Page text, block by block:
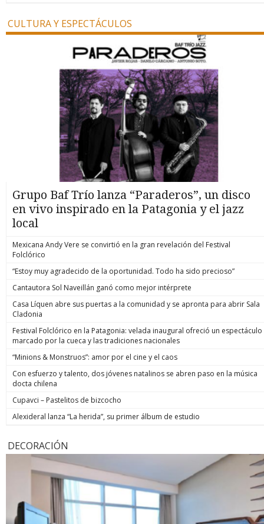
CULTURA Y ESPECTÁCULOS
Grupo Baf Trío lanza “Paraderos”, un disco
en vivo inspirado en la Patagonia y el jazz
local
Mexicana Andy Vere se convirtió en la gran revelación del Festival
Folclórico
“Estoy muy agradecido de la oportunidad. Todo ha sido precioso”
Cantautora Sol Naveillán ganó como mejor intérprete
Casa Líquen abre sus puertas a la comunidad y se apronta para abrir Sala
Cladonia
Festival Folclórico en la Patagonia: velada inaugural ofreció un espectáculo
marcado por la cueca y las tradiciones nacionales
“Minions & Monstruos”: amor por el cine y el caos
Con esfuerzo y talento, dos jóvenes natalinos se abren paso en la música
docta chilena
Cupavci – Pastelitos de bizcocho
Alexideral lanza “La herida”, su primer álbum de estudio
DECORACIÓN